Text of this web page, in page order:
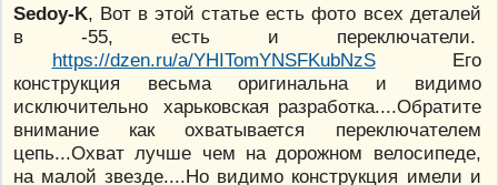
Sedoy-K, Вот в этой статье есть фото всех деталей
в -55, есть и переключатели.
https://dzen.ru/a/YHITomYNSFKubNzSЕго
конструкция весьма оригинальна и видимо
исключительно харьковская разработка....Обратите
внимание как охватывается переключателем
цепь...Охват лучше чем на дорожном велосипеде,
на малой звезде....Но видимо конструкция имели и